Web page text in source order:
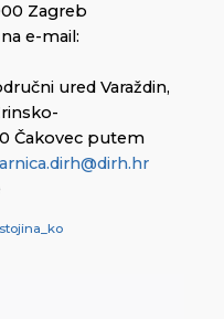
Zagreb
e-mail:
ured Varaždin,
Čakovec putem